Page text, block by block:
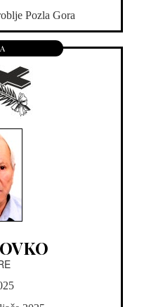
Pozla Gora